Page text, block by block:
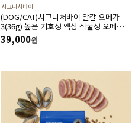
시그니처바이
(DOG/CAT)시그니처바이 알갈 오메가
3(36g) 높은 기호성 액상 식물성 오메가3
천연 항산화제 비타민E 함유
39,000원